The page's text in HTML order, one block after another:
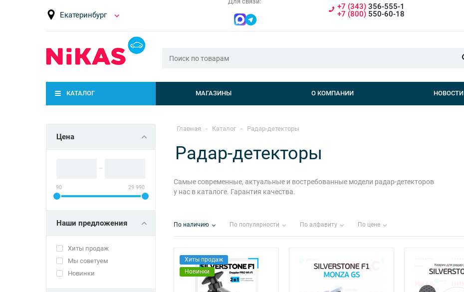
Екатеринбург
+7 (343) 356-555-1
+7 (800) 550-60-18
КАТАЛОГ МАГАЗИНЫ О КОМПАНИИ НОВОСТИ
Цена
90 29 990
Наши предложения
Хиты продаж
Мы советуем
Новинки
Главная - Каталог - Радар-детекторы
Радар-детекторы
Самые современные, актуальные и востребованные модели радар-детекторов
у нас в каталоге. Гарантия качества.
По наличию По популярности По алфавиту По цене
Хиты продаж
Новинки